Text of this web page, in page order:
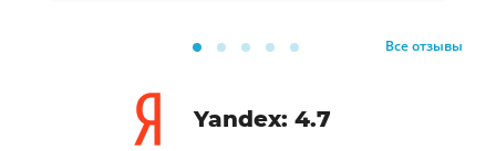
Все отзывы
Yandex: 4.7